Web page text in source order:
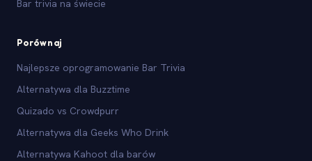
Bar trivia na świecie
Porównaj
Najlepsze oprogramowanie Bar Trivia
Alternatywa dla Buzztime
Quizado vs Crowdpurr
Alternatywa dla Geeks Who Drink
Alternatywa Kahoot dla barów